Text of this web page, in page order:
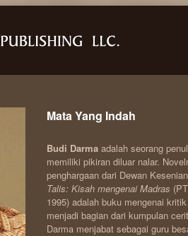
Mata Yang Indah
Budi Darma adalah seorang
memiliki pikiran diluar nalar.
penghargaan dari Dewan
Talis: Kisah mengenai Madras
1995) adalah buku mengenai
menjadi bagian dari kumpulan
Darma menjabat sebagai guru